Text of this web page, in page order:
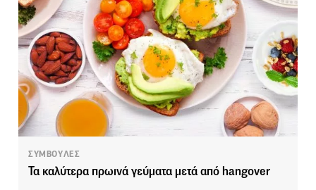
ΣΥΜΒΟΥΛΕΣ
Τα καλύτερα πρωινά γεύματα μετά από hangover